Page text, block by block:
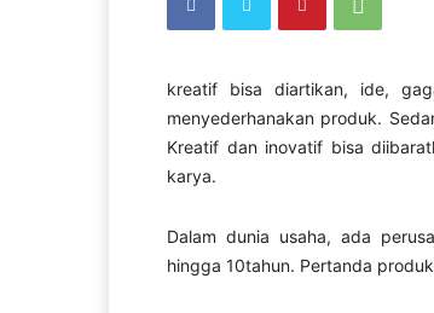
kreatif bisa diartikan, ide,
menyederhanakan produk.
Kreatif dan inovatif bisa
karya.
Dalam dunia usaha, ada
hingga 10tahun. Pertanda